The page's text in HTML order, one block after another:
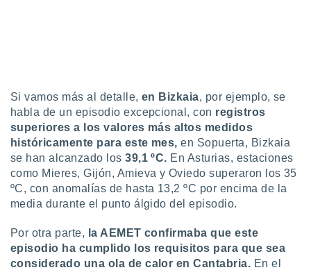
En
de que
sean
el sitio
se
ni para
o
Si vamos más al detalle, en Bizkaia, por ejemplo, se
habla de un episodio excepcional, con registros
superiores a los valores más altos medidos
históricamente para este mes, en Sopuerta, Bizkaia
se han alcanzado los39,1 ºC. En Asturias, estaciones
como Mieres, Gijón, Amieva y Oviedo superaron los 35
ºC, con anomalías de hasta 13,2 ºC por encima de la
media durante el punto álgido del episodio.
Por otra parte, la AEMET confirmaba que este
episodio ha cumplido los requisitos para que sea
considerado una ola de calor enCantabria. En el